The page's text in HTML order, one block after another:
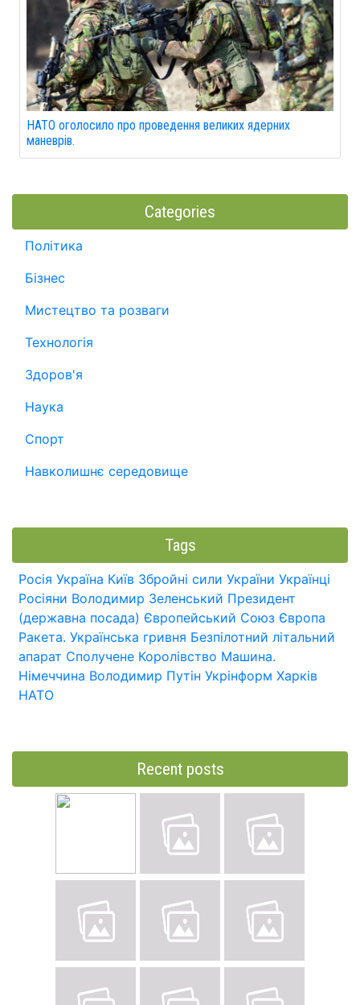
НАТО оголосило про проведення великих ядерних
маневрів.
Categories
Політика
Бізнес
Мистецтво та розваги
Технологія
Здоров'я
Наука
Спорт
Навколишнє середовище
Tags
Росія Україна Київ Збройні сили України Українці
Росіяни Володимир Зеленський Президент
(державна посада) Європейський Союз Європа
Ракета. Українська гривня Безпілотний літальний
апарат Сполучене Королівство Машина.
Німеччина Володимир Путін Укрінформ Харків
НАТО
Recent posts